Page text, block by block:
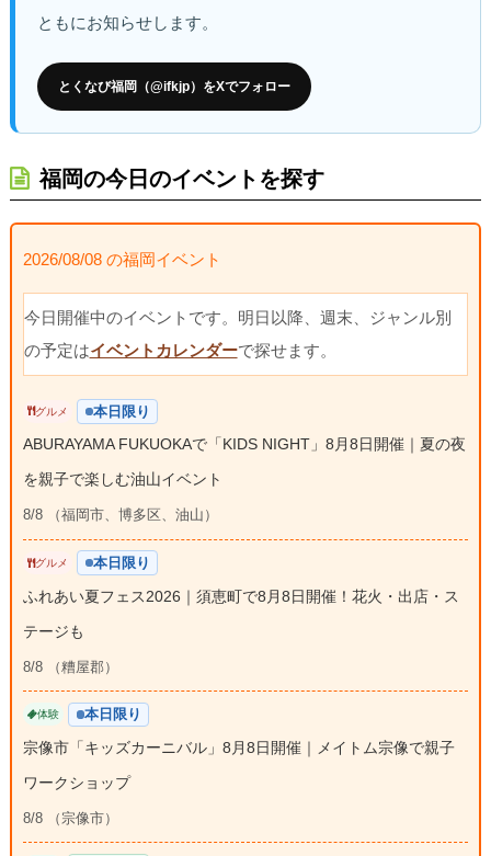
ともにお知らせします。
とくなび福岡（@ifkjp）をXでフォロー
福岡の今日のイベントを探す
2026/08/08 の福岡イベント
今日開催中のイベントです。明日以降、週末、ジャンル別
の予定はイベントカレンダーで探せます。
グルメ 本日限り
ABURAYAMA FUKUOKAで「KIDS NIGHT」8月8日開催｜夏の夜
を親子で楽しむ油山イベント
8/8 （福岡市、博多区、油山）
グルメ 本日限り
ふれあい夏フェス2026｜須恵町で8月8日開催！花火・出店・ス
テージも
8/8 （糟屋郡）
体験 本日限り
宗像市「キッズカーニバル」8月8日開催｜メイトム宗像で親子
ワークショップ
8/8 （宗像市）